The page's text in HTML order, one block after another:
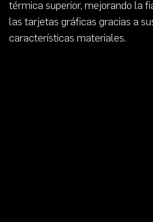
térmica superior, mejorando la
las tarjetas gráficas gracias a
características materiales.